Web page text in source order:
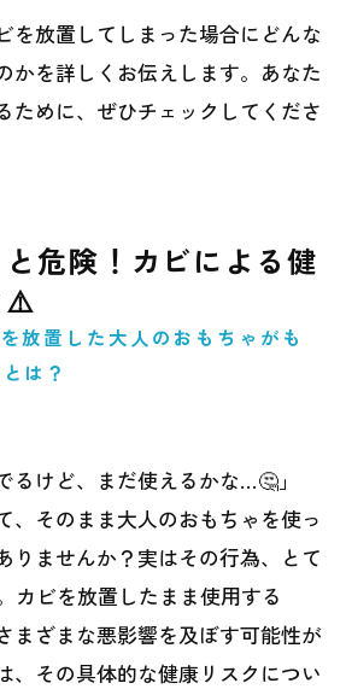
を放置してしまった場合にどんな
かを詳しくお伝えします。あなた
ために、ぜひチェックしてくださ
危険！カビによる健
⚠️
放置した大人のおもちゃがも
は？
るけど、まだ使えるかな…🤔」
、そのまま大人のおもちゃを使っ
りませんか？実はその行為、とて
カビを放置したまま使用する
まざまな悪影響を及ぼす可能性が
、その具体的な健康リスクについ